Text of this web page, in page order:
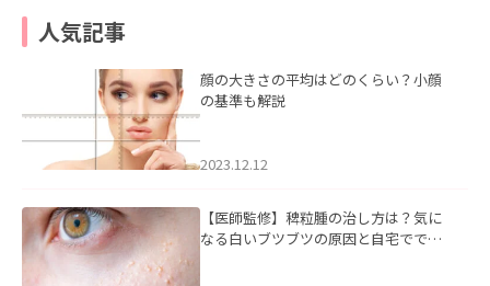
人気記事
顔の大きさの平均はどのくらい？小顔
の基準も解説
2023.12.12
【医師監修】稗粒腫の治し方は？気に
なる白いブツブツの原因と自宅ででき